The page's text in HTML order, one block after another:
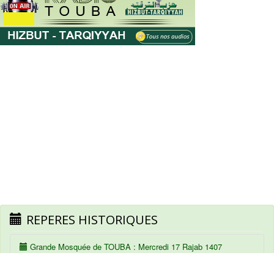
REPERES HISTORIQUES
Grande Mosquée de TOUBA : Mercredi 17 Rajab 1407